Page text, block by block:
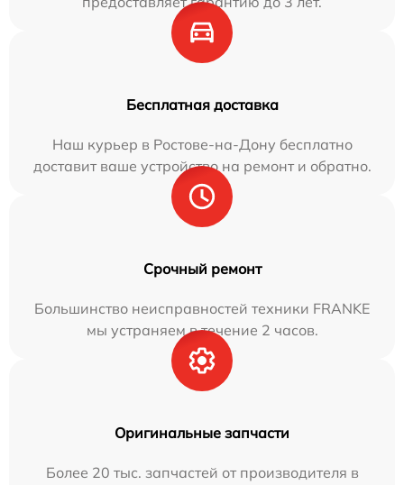
Бесплатная доставка
Наш курьер в Ростове-на-Дону бесплатно
доставит ваше устройство на ремонт и обратно.
Срочный ремонт
Большинство неисправностей техники FRANKE
мы устраняем в течение 2 часов.
Оригинальные запчасти
Более 20 тыс. запчастей от производителя в